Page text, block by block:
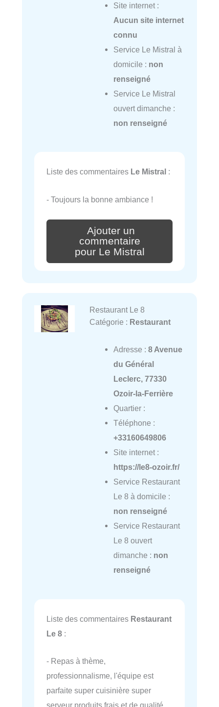
Site internet :
Aucun site internet
connu
Service Le Mistral à
domicile : non
renseigné
Service Le Mistral
ouvert dimanche :
non renseigné
Liste des commentaires Le Mistral :
- Toujours la bonne ambiance !
Ajouter un
commentaire
pour Le Mistral
Restaurant Le 8
Catégorie : Restaurant
Adresse : 8 Avenue
du Général
Leclerc, 77330
Ozoir-la-Ferrière
Quartier :
Téléphone :
+33160649806
Site internet :
https://le8-ozoir.fr/
Service Restaurant
Le 8 à domicile :
non renseigné
Service Restaurant
Le 8 ouvert
dimanche : non
renseigné
Liste des commentaires Restaurant
Le 8 :
- Repas à thème,
professionnalisme, l'équipe est
parfaite super cuisinière super
serveur produits frais et de qualité